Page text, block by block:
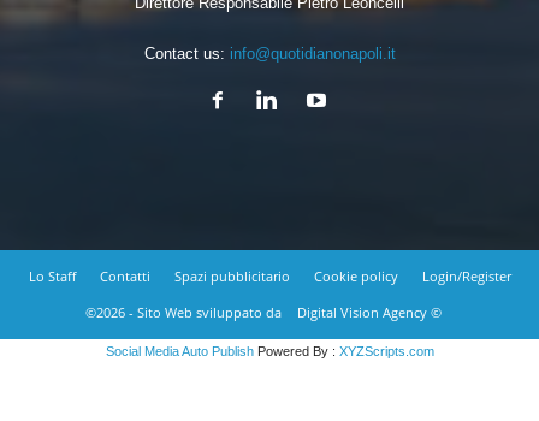
Contact us: info@quotidianonapoli.it
Lo Staff Contatti Spazi pubblicitario Cookie policy
Login/Register
©2026 - Sito Web sviluppato da
Digital Vision Agency ©
Social Media Auto PublishPowered By : XYZScripts.com